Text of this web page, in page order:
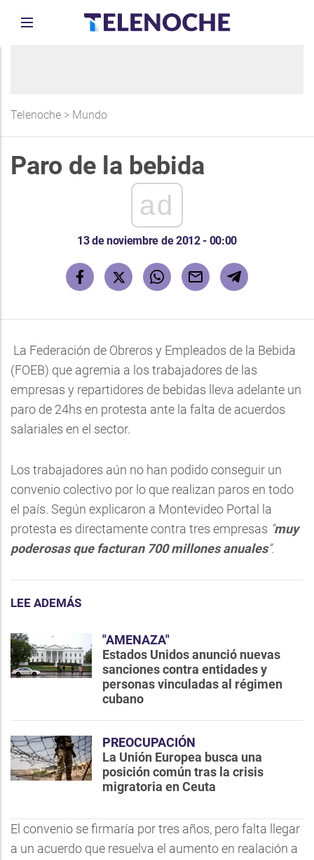
Telenoche > Mundo
Paro de la bebida
ad
13 de noviembre de 2012 - 00:00
La Federación de Obreros y Empleados de la Bebida
(FOEB) que agremia a los trabajadores de las
empresas y repartidores de bebidas lleva adelante un
paro de 24hs en protesta ante la falta de acuerdos
salariales en el sector.
Los trabajadores aún no han podido conseguir un
convenio colectivo por lo que realizan paros en todo
el país. Según explicaron a Montevideo Portal la
protesta es directamente contra tres empresas “muy
poderosas que facturan 700 millones anuales”.
LEE ADEMÁS
"AMENAZA"
Estados Unidos anunció nuevas
sanciones contra entidades y
personas vinculadas al régimen
cubano
PREOCUPACIÓN
La Unión Europea busca una
posición común tras la crisis
migratoria en Ceuta
El convenio se firmaría por tres años, pero falta llegar
a un acuerdo que resuelva el aumento en realación a